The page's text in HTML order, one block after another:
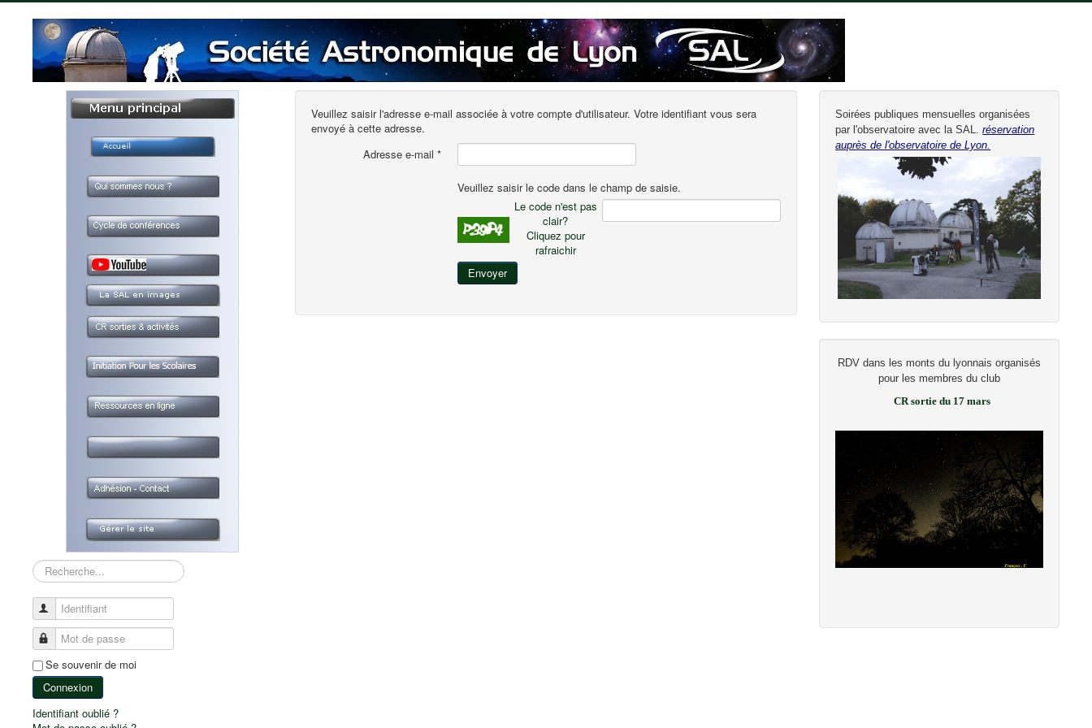
Rechercher
Identifiant
Mot de passe
Se souvenir de moi
Connexion
Identifiant oublié ?
Veuillez saisir l'adresse e-mail associée à votre compte d'utilisateur. Votre identifiant vous sera
envoyé à cette adresse.
Adresse e-mail *
Veuillez saisir le code dans le champ de saisie.
Le code n'est pas
clair?
Cliquez pour
rafraichir
Envoyer
Soirées publiques mensuelles organisées
par l'observatoire avec la SAL.réservation
auprès de l'observatoire de Lyon.
RDV dans les monts du lyonnais organisés
pour les membres du club
CR sortie du 17 mars